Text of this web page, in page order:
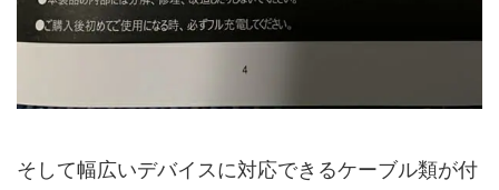
そして幅広いデバイスに対応できるケーブル類が付